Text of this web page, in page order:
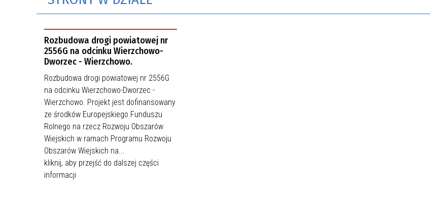
Rozbudowa drogi powiatowej nr
2556G na odcinku Wierzchowo-
Dworzec - Wierzchowo.
Rozbudowa drogi powiatowej nr 2556G
na odcinku Wierzchowo-Dworzec -
Wierzchowo. Projekt jest dofinansowany
ze środków Europejskiego Funduszu
Rolnego na rzecz Rozwoju Obszarów
Wiejskich w ramach Programu Rozwoju
Obszarów Wiejskich na...
kliknij, aby przejść do dalszej części
informacji